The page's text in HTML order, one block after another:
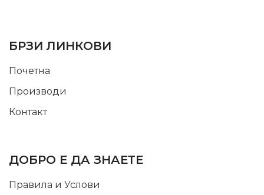
БРЗИ ЛИНКОВИ
Почетна
Производи
Контакт
ДОБРО Е ДА ЗНАЕТЕ
Правила и Услови